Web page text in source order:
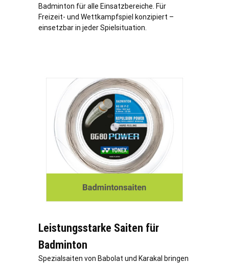
Badminton für alle Einsatzbereiche. Für
Freizeit- und Wettkampfspiel konzipiert –
einsetzbar in jeder Spielsituation.
Leistungsstarke Saiten für
Badminton
Spezialsaiten von Babolat und Karakal bringen